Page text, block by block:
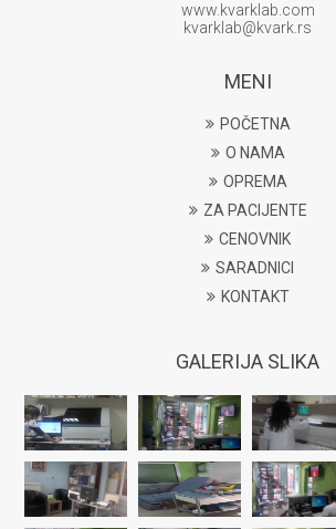
www.kvarklab.com
kvarklab@kvark.rs
MENI
POČETNA
O NAMA
OPREMA
ZA PACIJENTE
CENOVNIK
SARADNICI
KONTAKT
GALERIJA SLIKA